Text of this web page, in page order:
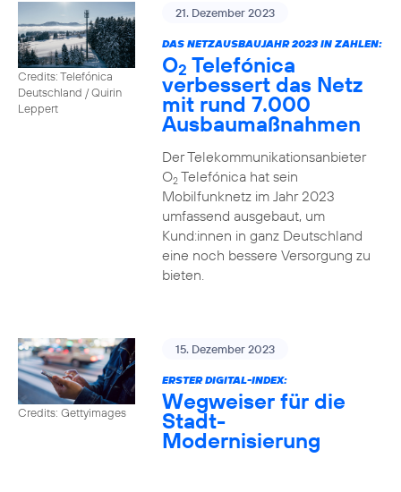
Credits: Telefónica
Deutschland / Quirin
Leppert
21. Dezember 2023
DAS NETZAUSBAUJAHR 2023 IN ZAHLEN:
O2 Telefónica
verbessert das Netz
mit rund 7.000
Ausbaumaßnahmen
Der Telekommunikationsanbieter
O2Telefónica hat sein
Mobilfunknetz im Jahr 2023
umfassend ausgebaut, um
Kund:innen in ganz Deutschland
eine noch bessere Versorgung zu
bieten.
Credits: Gettyimages
15. Dezember 2023
ERSTER DIGITAL-INDEX:
Wegweiser für die
Stadt-
Modernisierung